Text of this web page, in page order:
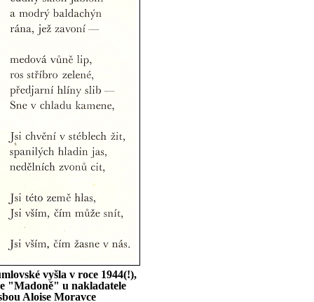
vyšla v roce 1944(!),
"Madoně" u nakladatele
Aloise Moravce